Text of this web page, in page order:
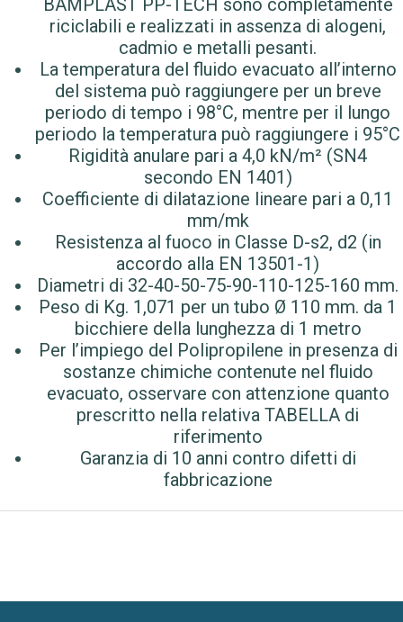
BAMPLAST PP-TECH sono completamente
riciclabili e realizzati in assenza di alogeni,
cadmio e metalli pesanti.
La temperatura del fluido evacuato all’interno
del sistema può raggiungere per un breve
periodo di tempo i 98°C, mentre per il lungo
periodo la temperatura può raggiungere i 95°C
Rigidità anulare pari a 4,0 kN/m² (SN4
secondo EN 1401)
Coefficiente di dilatazione lineare pari a 0,11
mm/mk
Resistenza al fuoco in Classe D-s2, d2 (in
accordo alla EN 13501-1)
Diametri di 32-40-50-75-90-110-125-160 mm.
Peso di Kg. 1,071 per un tubo Ø 110 mm. da 1
bicchiere della lunghezza di 1 metro
Per l’impiego del Polipropilene in presenza di
sostanze chimiche contenute nel fluido
evacuato, osservare con attenzione quanto
prescritto nella relativa TABELLA di
riferimento
Garanzia di 10 anni contro difetti di
fabbricazione